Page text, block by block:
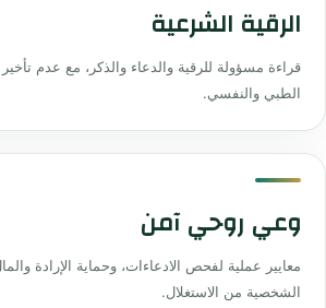
الرقية الشرعية
قراءة مسؤولة للرقية والدعاء والذكر، مع عدم
الطبي والنفسي.
وعي روحي آمن
معايير عملية لفحص الادعاءات، وحماية الإرادة
الشخصية من الاستغلال.